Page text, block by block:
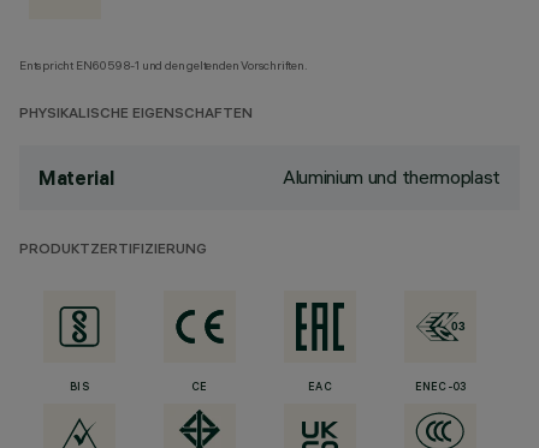
Entspricht EN60598-1 und den geltenden Vorschriften.
PHYSIKALISCHE EIGENSCHAFTEN
Material Aluminium und thermoplast
PRODUKTZERTIFIZIERUNG
BIS CE EAC ENEC-03